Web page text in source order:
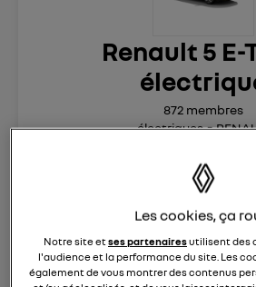
Renault 5 E-
électriques
872 membres
R5 est de retour. Pop malicieuse,
électrise son époque
posez une
Les cookies, ça
Notre site etses partenairesutilisent des
l'audience et la performance du site. Les
également de vous montrer des contenus